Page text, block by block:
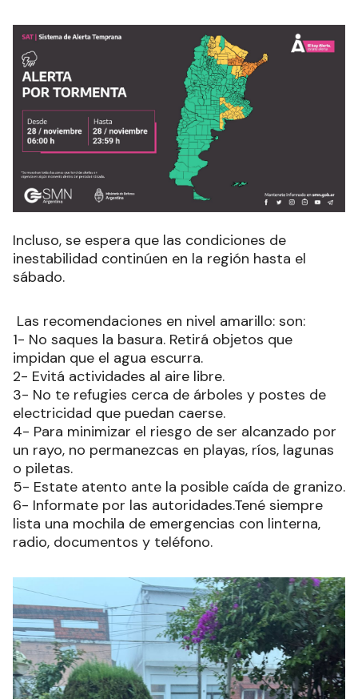
Incluso, se espera que las condiciones de
inestabilidad continúen en la región hasta el
sábado.
Las recomendaciones en nivel amarillo: son:
1- No saques la basura. Retirá objetos que
impidan que el agua escurra.
2- Evitá actividades al aire libre.
3- No te refugies cerca de árboles y postes de
electricidad que puedan caerse.
4- Para minimizar el riesgo de ser alcanzado por
un rayo, no permanezcas en playas, ríos, lagunas
o piletas.
5- Estate atento ante la posible caída de granizo.
6- Informate por las autoridades.Tené siempre
lista una mochila de emergencias con linterna,
radio, documentos y teléfono.